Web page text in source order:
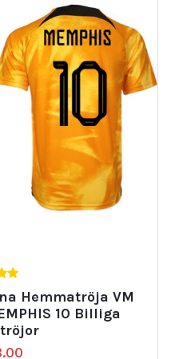
Hemmatröja VM
10 Billiga